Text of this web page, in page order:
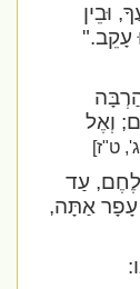
"
וְאֶל
עַד
אַתָּה,